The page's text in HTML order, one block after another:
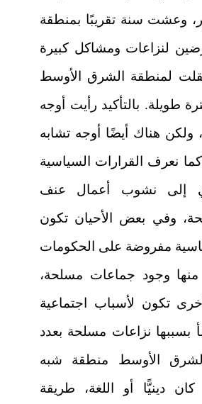
وعشت سنة تقريبًا بمنطقة
لنزاعات ومشاكل كبيرة
لمنطقة الشرق الأوسط
طويلة. بالتأكيد رأيت أوجه
ولكن هناك أيضًا أوجه تشابه
كما نعرف القرارات السياسية
إلى نشوب أعمال عنف
وفي بعض الأحيان تكون
مفروضة على الحكومات
منها وجود جماعات مسلحة،
تكون لأسباب اجتماعية
بسببها نزاعات مسلحة بعدد
الأوسط منطقة شبه
دينيًّا أو اللغة، طريقة